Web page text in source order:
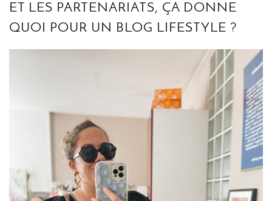
ET LES PARTENARIATS, ÇA DONNE
QUOI POUR UN BLOG LIFESTYLE ?